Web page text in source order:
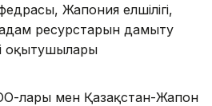
Жапония елшілігі,
ресурстарын дамыту
оқытушылары
лары мен Қазақстан-Жапон